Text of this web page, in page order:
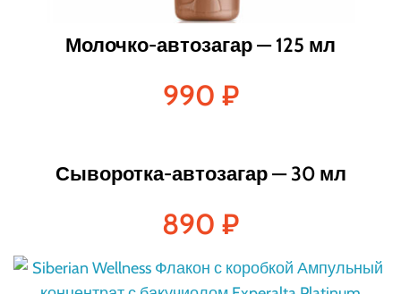
Молочко-автозагар — 125 мл
990 ₽
Сыворотка-автозагар — 30 мл
890 ₽